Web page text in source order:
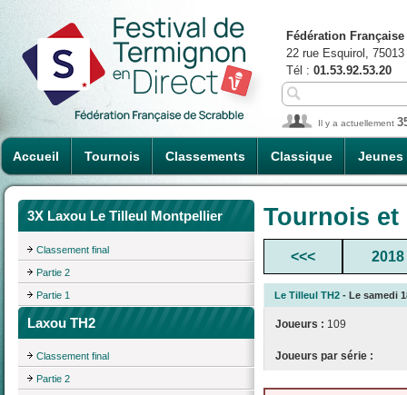
Accueil Tournois Classements Classique Jeunes
Fédération
22 rue Esquirol,
Tél : 01.53.92.53.20
Il y a actuellement
3X Laxou Le Tilleul Montpellier
Classement final
Partie 2
Partie 1
Laxou TH2
Classement final
Partie 2
Tournois
<<< 2018
Le Tilleul TH2 - Le samedi
Joueurs : 109
Joueurs par série :